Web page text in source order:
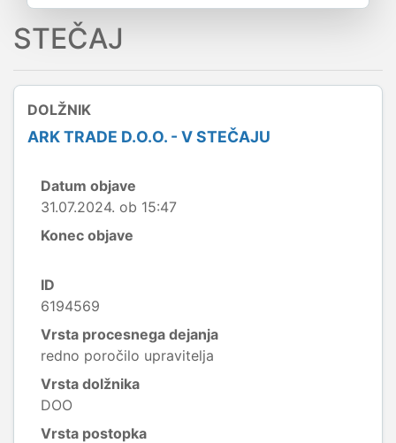
STEČAJ
DOLŽNIK
ARK TRADE D.O.O. - V STEČAJU
Datum objave
31.07.2024. ob 15:47
Konec objave
ID
6194569
Vrsta procesnega dejanja
redno poročilo upravitelja
Vrsta dolžnika
DOO
Vrsta postopka